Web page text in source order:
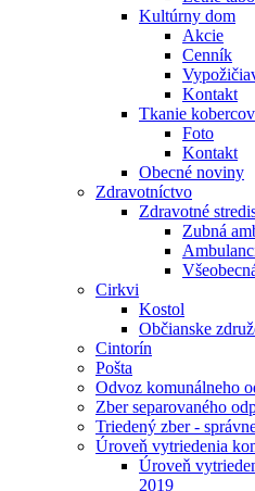
Kultúrny dom
Akcie
Cenník
Kontakt
Tkanie kobercov
Foto
Kontakt
Obecné noviny
Zdravotníctvo
Zdravotné
Zubná
Cirkvi
Kostol
Občianske
Cintorín
Pošta
Odvoz komunálneho
Zber separovaného
Triedený zber -
Úroveň vytriedenia
Úroveň
2019